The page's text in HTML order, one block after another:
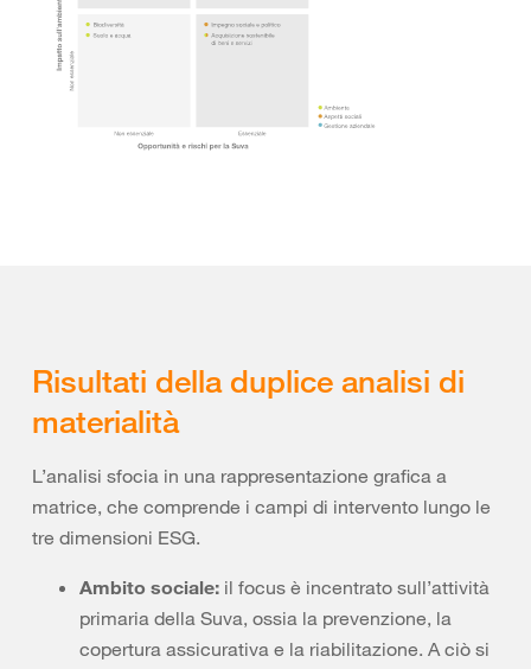
Risultati della duplice analisi di
materialità
L’analisi sfocia in una rappresentazione grafica a
matrice, che comprende i campi di intervento lungo le
tre dimensioni ESG.
Ambito sociale: il focus è incentrato sull’attività
primaria della Suva, ossia la prevenzione, la
copertura assicurativa e la riabilitazione. A ciò si